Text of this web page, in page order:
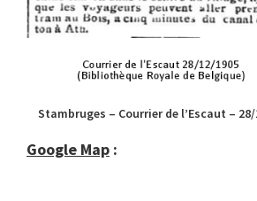
Stambruges – Courrier de l’Escaut – 28/
Google Map :